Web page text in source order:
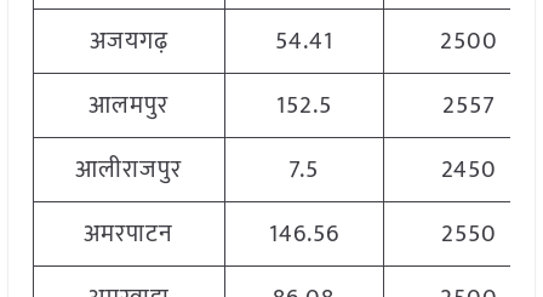
अजयगढ़
54.41
2500
आलमपुर
152.5
2557
आलीराजपुर
7.5
2450
अमरपाटन
146.56
2550